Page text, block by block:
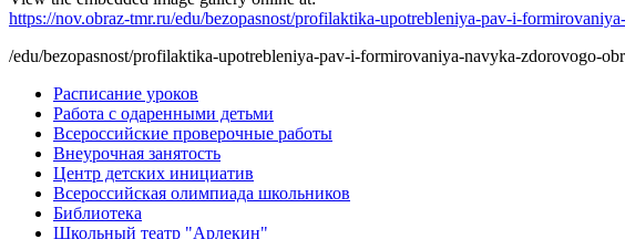
https://nov.obraz-tmr.ru/edu/bezopasnost/profilaktika-upotrebleniya-pav-i-
/edu/bezopasnost/profilaktika-upotrebleniya-pav-i-formirovaniya-navyka-zdorovogo-
Расписание уроков
Работа с одаренными детьми
Всероссийские проверочные работы
Внеурочная занятость
Центр детских инициатив
Всероссийская олимпиада школьников
Библиотека
Школьный театр "Арлекин"